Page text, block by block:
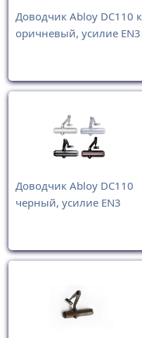
Доводчик Abloy DC110 к
оричневый, усилие EN3
Доводчик Abloy DC110
черный, усилие EN3